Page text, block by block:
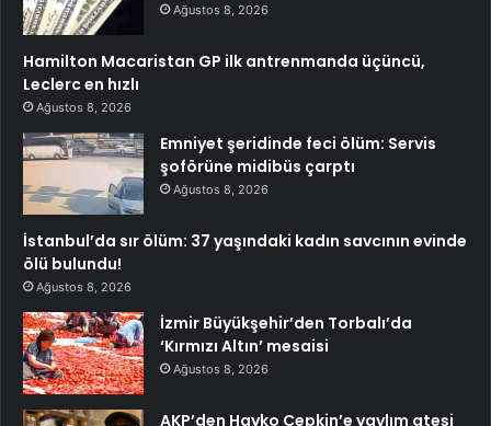
Ağustos 8, 2026
Hamilton Macaristan GP ilk antrenmanda üçüncü,
Leclerc en hızlı
Ağustos 8, 2026
Emniyet şeridinde feci ölüm: Servis
şoförüne midibüs çarptı
Ağustos 8, 2026
İstanbul’da sır ölüm: 37 yaşındaki kadın savcının evinde
ölü bulundu!
Ağustos 8, 2026
İzmir Büyükşehir’den Torbalı’da
‘Kırmızı Altın’ mesaisi
Ağustos 8, 2026
AKP’den Hayko Cepkin’e yaylım ateşi